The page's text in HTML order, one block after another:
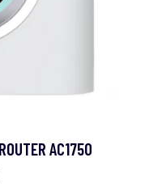
AC1750